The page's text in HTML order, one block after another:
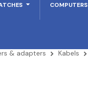
COMPUTERS
& adapters Kabels